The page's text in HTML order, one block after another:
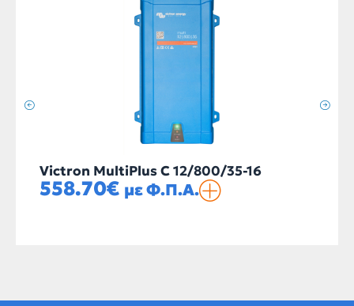
Victron MultiPlus C 12/800/35-16
558.70€ με Φ.Π.Α.